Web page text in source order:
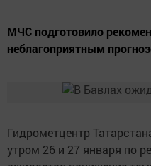
МЧС подготовило
неблагоприятным
Гидрометцентр
утром 26 и 27 января по